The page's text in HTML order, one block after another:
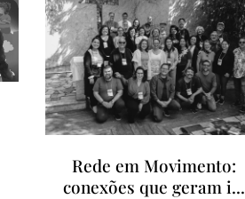
Rede em Movimento:
conexões que geram i...